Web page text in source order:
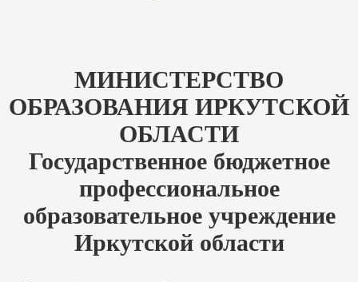
МИНИСТЕРСТВО
ОБРАЗОВАНИЯ ИРКУТСКОЙ
ОБЛАСТИ
Государственное бюджетное
профессиональное
образовательное учреждение
Иркутской области